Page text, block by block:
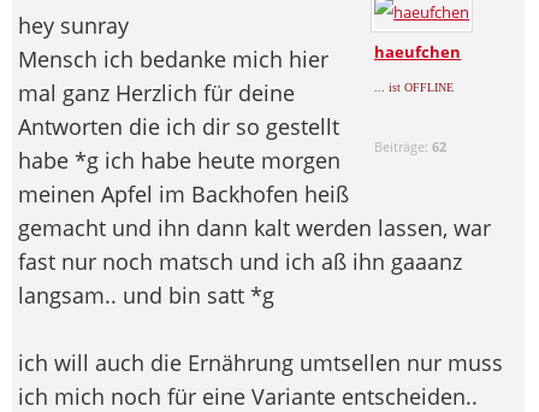
haeufchen
... ist OFFLINE
Beiträge:62
hey sunray
Mensch ich bedanke mich hier
mal ganz Herzlich für deine
Antworten die ich dir so gestellt
habe *g ich habe heute morgen
meinen Apfel im Backhofen heiß
gemacht und ihn dann kalt werden lassen, war
fast nur noch matsch und ich aß ihn gaaanz
langsam.. und bin satt *g
ich will auch die Ernährung umtsellen nur muss
ich mich noch für eine Variante entscheiden..